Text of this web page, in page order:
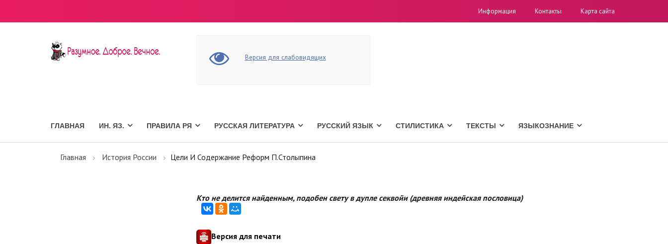
Информация Контакты Карта сайта
Версия для слабовидящих
ГЛАВНАЯ ИН. ЯЗ. ПРАВИЛА РЯ РУССКАЯ ЛИТЕРАТУРА РУССКИЙ ЯЗЫК СТИЛИСТИКА ТЕКСТЫ ЯЗЫКОЗНАНИЕ
Главная История России Цели И Содержание Реформ П.Столыпина
Кто не делится найденным, подобен свету в дупле секвойи (древняя индейская пословица)
Версия для печати